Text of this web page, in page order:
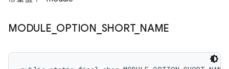
MODULE OPTION SHORT_ NAME